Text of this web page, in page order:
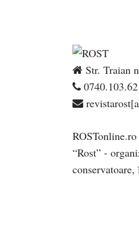
Str. Traian
“Rost” -